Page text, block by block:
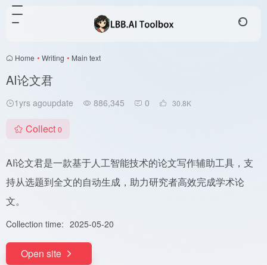
Home • Writing • Main text
AI论文君
1yrs agoupdate 886,345 0 30.8K
Collect 0
AI论文君是一款基于人工智能技术的论文写作辅助工具，支
持从选题到全文的自动生成，助力研究者高效完成学术论
文。
Collection time: 2025-05-20
Open site